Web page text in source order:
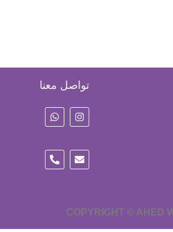
تواصل معنا
COPYRIGHT © AHED